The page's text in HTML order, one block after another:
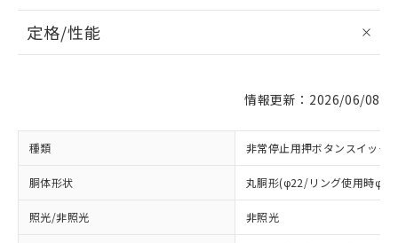
定格/性能
情報更新：2026/06/08
種類 非常停止用押ボタンスイッチ
胴体形状 丸胴形(φ22/リング使用時
照光/非照光 非照光